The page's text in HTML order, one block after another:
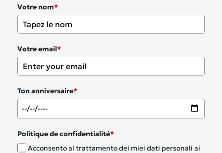
Votre nom*
Votre email*
Ton anniversaire*
Politique de confidentialité*
Acconsento al trattamento dei miei dati personali ai